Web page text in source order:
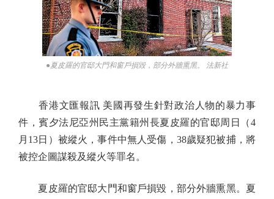
●夏皮羅的官邸大門和窗戶損毀，部分外牆熏黑。 法新社
香港文匯報訊 美國再發生針對政治人物的暴力事
件，賓夕法尼亞州民主黨籍州長夏皮羅的官邸周日（4
月13日）被縱火，事件中無人受傷，38歲疑犯被捕，將
被控企圖謀殺及縱火等罪名。
夏皮羅的官邸大門和窗戶損毀，部分外牆熏黑。夏